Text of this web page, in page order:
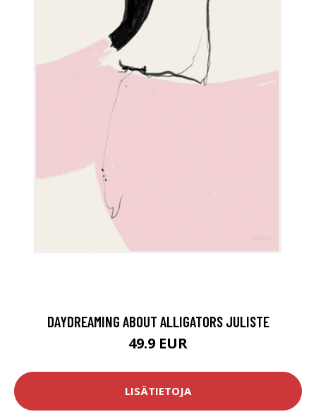
DAYDREAMING ABOUT ALLIGATORS JULISTE
49.9 EUR
LISÄTIETOJA